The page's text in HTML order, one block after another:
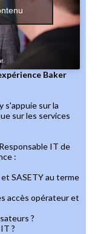
Baker
s'appuie sur la
sur les services
IT de
:
SASETY au terme
accès opérateur et
?
?